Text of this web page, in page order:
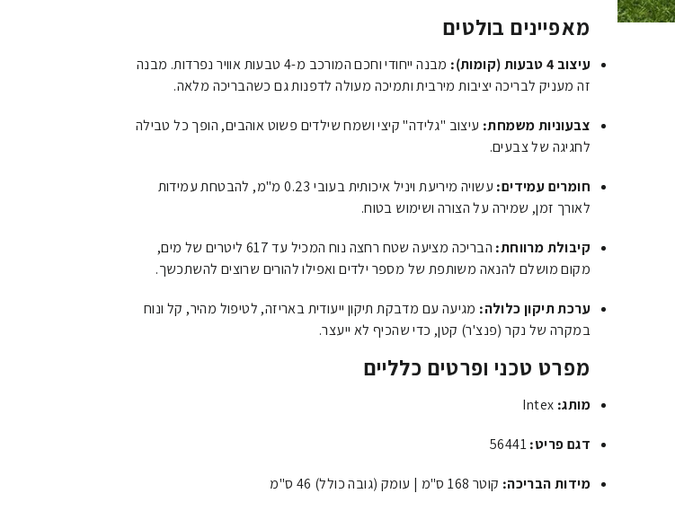
מאפיינים בולטים
עיצוב 4 טבעות (קומות):
מבנה ייחודי וחכם המורכב מ-4 טבעות אוויר נפרדות. מבנה
זה מעניק לבריכה יציבות מירבית ותמיכה מעולה לדפנות גם כשהבריכה מלאה.
צבעוניות משמחת: עיצוב "גלידה" קיצי ושמח שילדים פשוט אוהבים, הופך כל טבילה
לחגיגה של צבעים.
חומרים עמידים:
עשויה מיריעת ויניל איכותית בעובי 0.23 מ"מ, להבטחת עמידות
לאורך זמן, שמירה על הצורה ושימוש בטוח.
קיבולת מרווחת:
הבריכה מציעה שטח רחצה נוח המכיל עד 617 ליטרים של מים,
מקום מושלם להנאה משותפת של מספר ילדים ואפילו להורים שרוצים להשתכשך.
ערכת תיקון כלולה: מגיעה עם מדבקת תיקון ייעודית באריזה, לטיפול מהיר, קל ונוח
במקרה של נקר (פנצ'ר) קטן, כדי שהכיף לא ייעצר.
מפרט טכני ופרטים כלליים
מותג:
דגם פריט:56441
מידות הבריכה: קוטר 168 ס"מ | עומק (גובה כולל) 46 ס"מ